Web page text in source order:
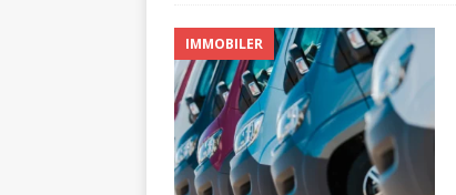
IMMOBILER